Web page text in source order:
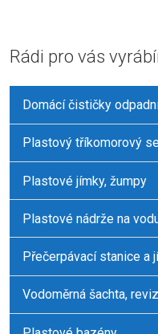
odeslat.
Rádi pro vás
Domácí čističky
Plastový tříkomorový
Plastové jímky, žumpy
Plastové nádrže na
Přečerpávací stanice a
Vodoměrná šachta,